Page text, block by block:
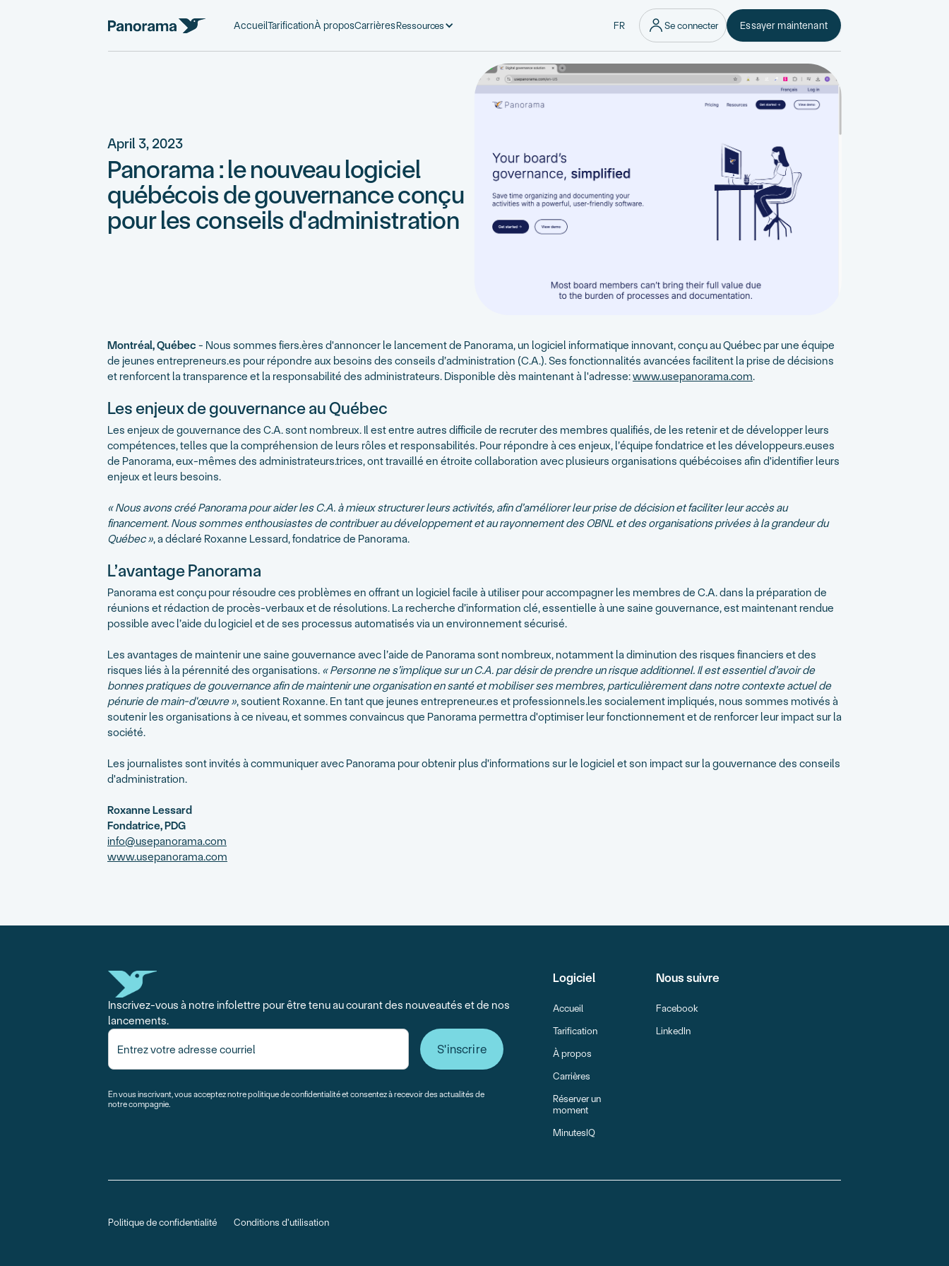
Accueil TarificationÀ proposCarrièresRessources FR Se connecter Essayer maintenant
April 3, 2023
Panorama : le nouveau logiciel
québécois de gouvernance conçu
pour les conseils d'administration
Montréal, Québec - Nous sommes fiers.ères d'annoncer le lancement de Panorama, un logiciel informatique innovant, conçu au Québec par une équipe
de jeunes entrepreneurs.es pour répondre aux besoins des conseils d’administration (C.A.). Ses fonctionnalités avancées facilitent la prise de décisions
et renforcent la transparence et la responsabilité des administrateurs. Disponible dès maintenant à l'adresse:www.usepanorama.com.
Les enjeux de gouvernance au Québec
Les enjeux de gouvernance des C.A. sont nombreux. Il est entre autres difficile de recruter des membres qualifiés, de les retenir et de développer leurs
compétences, telles que la compréhension de leurs rôles et responsabilités. Pour répondre à ces enjeux, l’équipe fondatrice et les développeurs.euses
de Panorama, eux-mêmes des administrateurs.trices, ont travaillé en étroite collaboration avec plusieurs organisations québécoises afin d'identifier leurs
enjeux et leurs besoins.
« Nous avons créé Panorama pour aider les C.A. à mieux structurer leurs activités, afin d’améliorer leur prise de décision et faciliter leur accès au
financement. Nous sommes enthousiastes de contribuer au développement et au rayonnement des OBNL et des organisations privées à la grandeur du
Québec », a déclaré Roxanne Lessard, fondatrice de Panorama.
L’avantage Panorama
Panorama est conçu pour résoudre ces problèmes en offrant un logiciel facile à utiliser pour accompagner les membres de C.A. dans la préparation de
réunions et rédaction de procès-verbaux et de résolutions. La recherche d’information clé, essentielle à une saine gouvernance, est maintenant rendue
possible avec l’aide du logiciel et de ses processus automatisés via un environnement sécurisé.
Les avantages de maintenir une saine gouvernance avec l’aide de Panorama sont nombreux, notamment la diminution des risques financiers et des
risques liés à la pérennité des organisations. « Personne ne s’implique sur un C.A. par désir de prendre un risque additionnel. Il est essentiel d’avoir de
bonnes pratiques de gouvernance afin de maintenir une organisation en santé et mobiliser ses membres, particulièrement dans notre contexte actuel de
pénurie de main-d'œuvre », soutient Roxanne. En tant que jeunes entrepreneur.es et professionnels.les socialement impliqués, nous sommes motivés à
soutenir les organisations à ce niveau, et sommes convaincus que Panorama permettra d'optimiser leur fonctionnement et de renforcer leur impact sur la
société.
Les journalistes sont invités à communiquer avec Panorama pour obtenir plus d'informations sur le logiciel et son impact sur la gouvernance des conseils
d'administration.
Roxanne Lessard
Fondatrice, PDG
info@usepanorama.com
www.usepanorama.com
Inscrivez-vous à notre infolettre pour être tenu au courant des nouveautés et de nos
lancements.
En vous inscrivant, vous acceptez notre politique de confidentialité et consentez à recevoir des actualités de
notre compagnie.
Logiciel
Accueil
Tarification
À propos
Carrières
Réserver un
moment
MinutesIQ
Nous suivre
Facebook
LinkedIn
Politique de confidentialité Conditions d'utilisation